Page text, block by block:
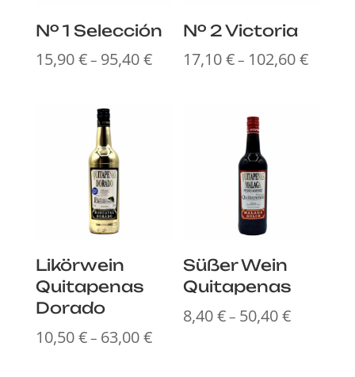
Nº 1 Selección
15,90€– 95,40€Preisspanne:
Nº 2 Victoria
17,10€– 102,60€
Likörwein
Quitapenas
Dorado
10,50€– 63,00€Preisspanne:
Süßer Wein
Quitapenas
8,40€– 50,40€